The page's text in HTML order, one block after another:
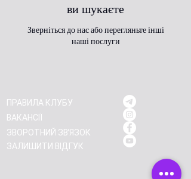
ви шукаєте
Зверніться до нас або перегляньте інші
наші послуги
ПРАВИЛА КЛУБУ
ВАКАНСІЇ
ЗВОРОТНИЙ ЗВ'ЯЗОК
ЗАЛИШИТИ ВІДГУК